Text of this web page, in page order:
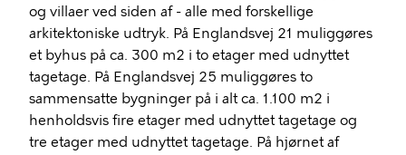
og villaer ved siden af - alle med forskellige
arkitektoniske udtryk. På Englandsvej 21 muliggøres
et byhus på ca. 300 m2 i to etager med udnyttet
tagetage. På Englandsvej 25 muliggøres to
sammensatte bygninger på i alt ca. 1.100 m2 i
henholdsvis fire etager med udnyttet tagetage og
tre etager med udnyttet tagetage. På hjørnet af